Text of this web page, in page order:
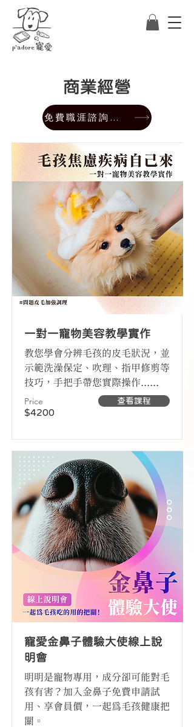
商業經營
免費職涯諮詢預約
一對一寵物美容教學實作
教您學會分辨毛孩的皮毛狀況，並
示範洗澡保定、吹理、指甲修剪等
技巧，手把手帶您實際操作......
Price
$4200
查看課程
寵愛金鼻子體驗大使線上說
明會
明明是寵物專用，成分卻可能對毛
孩有害？加入金鼻子免費申請試
用、享會員價，一起為毛孩健康把
關。